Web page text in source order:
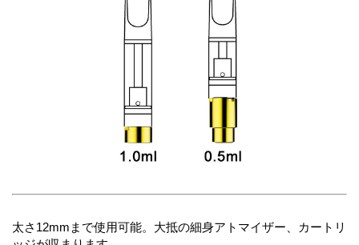
太さ12mmまで使用可能。大抵の細身アトマイザー、カートリ